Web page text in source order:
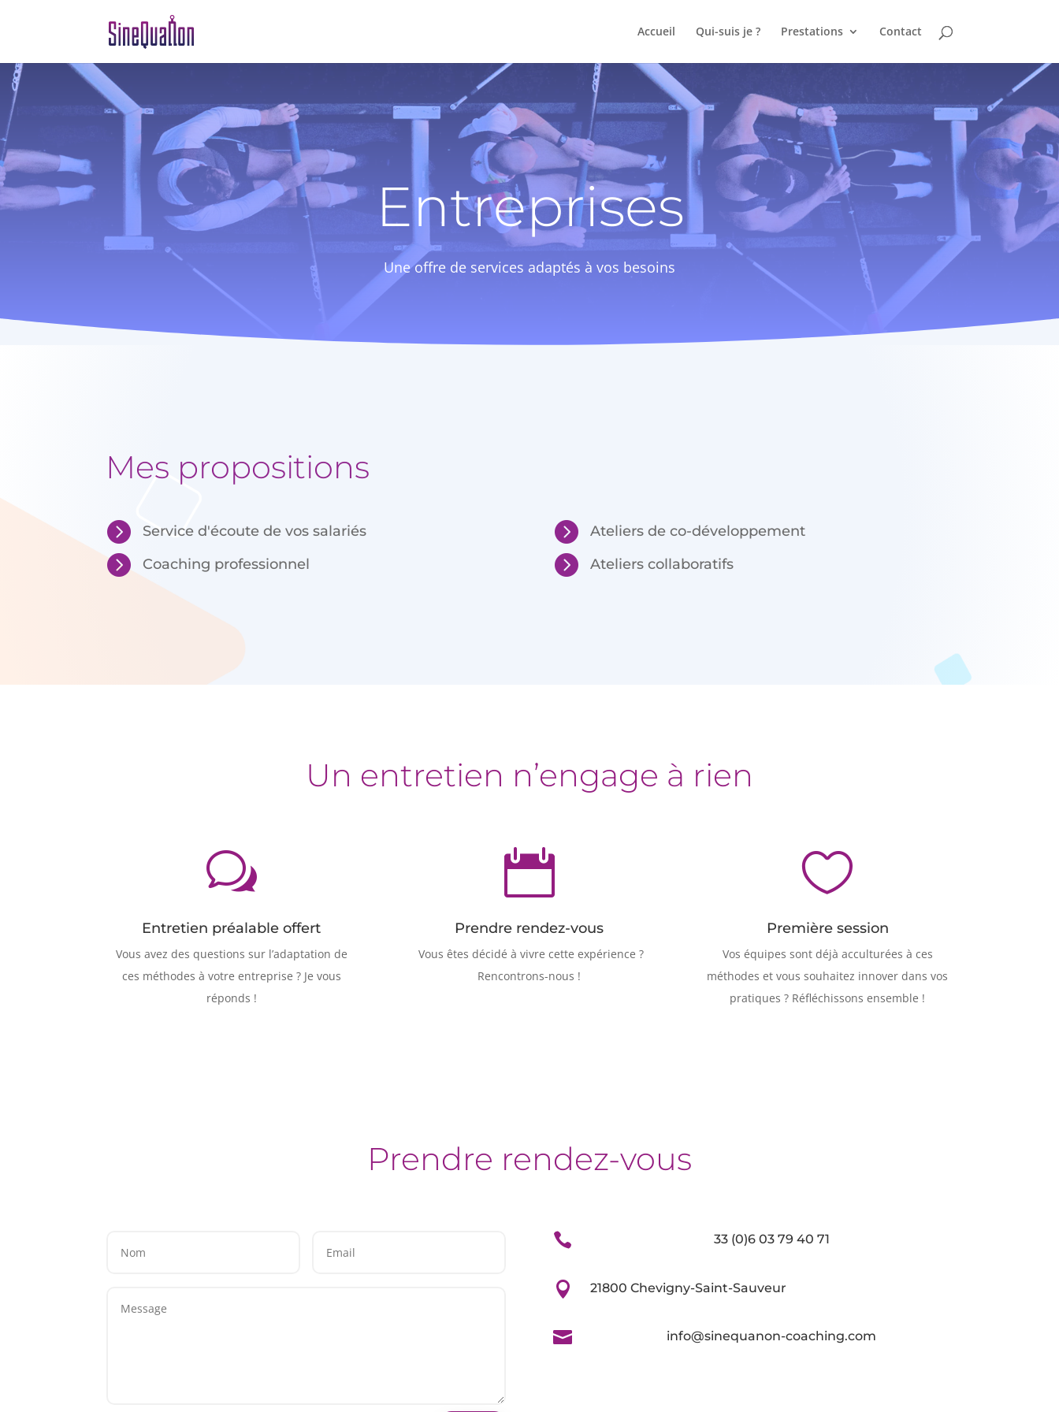
Accueil Qui-suis je ? Prestations Contact
Entreprises
Une offre de services adaptés à vos besoins
Mes propositions
 Service d'écoute de vos salariés
 Coaching professionnel
 Ateliers de co-développement
 Ateliers collaboratifs
Un entretien n’engage à rien
w
Entretien préalable offert
Vous avez des questions sur l’adaptation de
ces méthodes à votre entreprise ? Je vous
réponds !

Prendre rendez-vous
Vous êtes décidé à vivre cette expérience ?
Rencontrons-nous !

Première session
Vos équipes sont déjà acculturées à ces
méthodes et vous souhaitez innover dans vos
pratiques ? Réfléchissons ensemble !
Prendre rendez-vous
 33 (0)6 03 79 40 71
 21800 Chevigny-Saint-Sauveur
 info@sinequanon-coaching.com